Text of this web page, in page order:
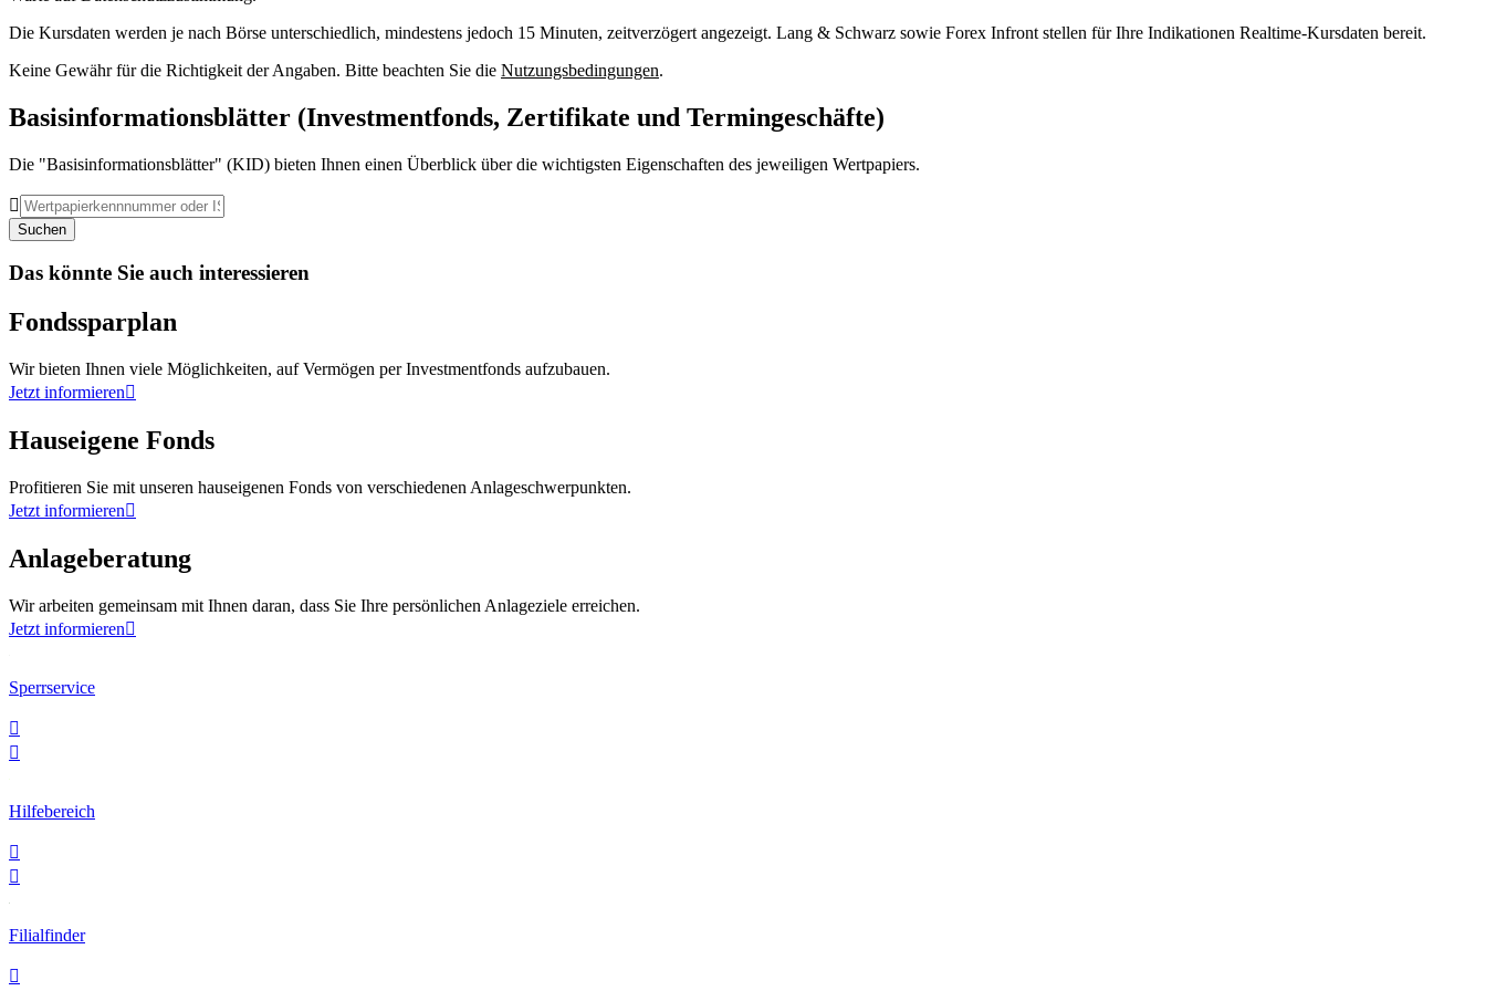
Die Kursdaten werden je nach Börse unterschiedlich, mindestens jedoch 15 Minuten, zeitverzögert angezeigt. Lang & Schwarz sowie Forex Infront stellen für Ihre Indikationen Realtime-Kursdaten bereit.
Keine Gewähr für die Richtigkeit der Angaben. Bitte beachten Sie die Nutzungsbedingungen.
Basisinformationsblätter (Investmentfonds, Zertifikate und Termingeschäfte)
Die "Basisinformationsblätter" (KID) bieten Ihnen einen Überblick über die wichtigsten Eigenschaften des jeweiligen Wertpapiers.

Suchen
Das könnte Sie auch interessieren
Fondssparplan
Wir bieten Ihnen viele Möglichkeiten, auf Vermögen per Investmentfonds aufzubauen.
Jetzt informieren
Hauseigene Fonds
Profitieren Sie mit unseren hauseigenen Fonds von verschiedenen Anlageschwerpunkten.
Jetzt informieren
Anlageberatung
Wir arbeiten gemeinsam mit Ihnen daran, dass Sie Ihre persönlichen Anlageziele erreichen.
Jetzt informieren
Sperrservice


Hilfebereich


Filialfinder
